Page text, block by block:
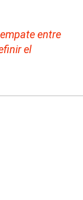
entre
el